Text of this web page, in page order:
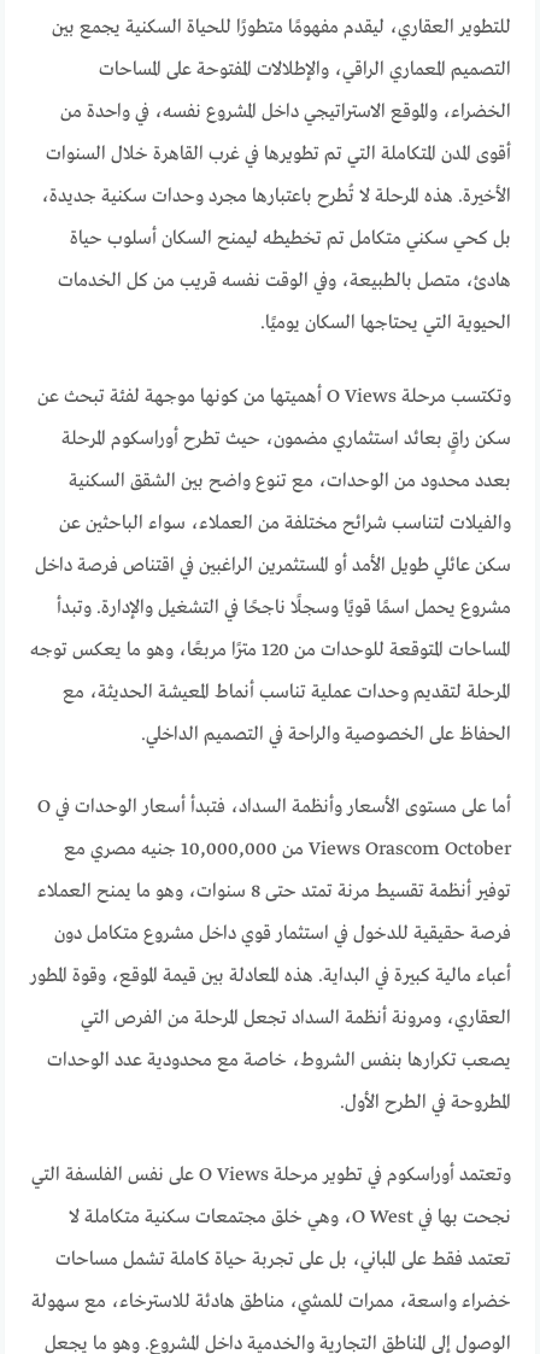
للتطوير العقاري، ليقدم مفهومًا متطورًا للحياة السكنية يجمع بين
التصميم المعماري الراقي، والإطلالات المفتوحة على المساحات
الخضراء، والموقع الاستراتيجي داخل المشروع نفسه، في واحدة من
أقوى المدن المتكاملة التي تم تطويرها في غرب القاهرة خلال السنوات
الأخيرة. هذه المرحلة لا تُطرح باعتبارها مجرد وحدات سكنية جديدة،
بل كحي سكني متكامل تم تخطيطه ليمنح السكان أسلوب حياة
هادئ، متصل بالطبيعة، وفي الوقت نفسه قريب من كل الخدمات
الحيوية التي يحتاجها السكان يوميًا.
وتكتسب مرحلة O Views أهميتها من كونها موجهة لفئة تبحث عن
سكن راقٍ بعائد استثماري مضمون، حيث تطرح أوراسكوم المرحلة
بعدد محدود من الوحدات، مع تنوع واضح بين الشقق السكنية
والفيلات لتناسب شرائح مختلفة من العملاء، سواء الباحثين عن
سكن عائلي طويل الأمد أو المستثمرين الراغبين في اقتناص فرصة داخل
مشروع يحمل اسمًا قويًا وسجلًا ناجحًا في التشغيل والإدارة. وتبدأ
المساحات المتوقعة للوحدات من 120 مترًا مربعًا، وهو ما يعكس توجه
المرحلة لتقديم وحدات عملية تناسب أنماط المعيشة الحديثة، مع
الحفاظ على الخصوصية والراحة في التصميم الداخلي.
أما على مستوى الأسعار وأنظمة السداد، فتبدأ أسعار الوحدات في O
Views Orascom October من 10,000,000 جنيه مصري مع
توفير أنظمة تقسيط مرنة تمتد حتى 8 سنوات، وهو ما يمنح العملاء
فرصة حقيقية للدخول في استثمار قوي داخل مشروع متكامل دون
أعباء مالية كبيرة في البداية. هذه المعادلة بين قيمة الموقع، وقوة المطور
العقاري، ومرونة أنظمة السداد تجعل المرحلة من الفرص التي
يصعب تكرارها بنفس الشروط، خاصة مع محدودية عدد الوحدات
المطروحة في الطرح الأول.
وتعتمد أوراسكوم في تطوير مرحلة O Views على نفس الفلسفة التي
نجحت بها في O West، وهي خلق مجتمعات سكنية متكاملة لا
تعتمد فقط على المباني، بل على تجربة حياة كاملة تشمل مساحات
خضراء واسعة، ممرات للمشي، مناطق هادئة للاسترخاء، مع سهولة
الوصول إلى المناطق التجارية والخدمية داخل المشروع. وهو ما يجعل